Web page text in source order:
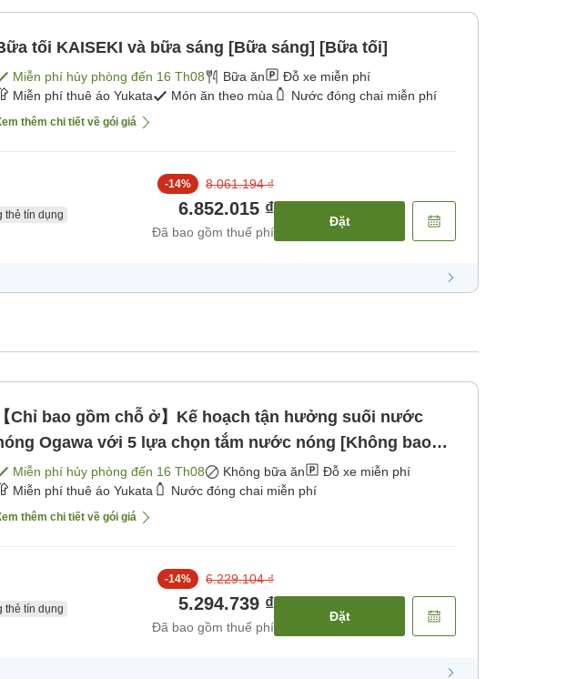
tối KAISEKI và bữa sáng [Bữa sáng] [Bữa tối]
Miễn phí hủy phòng đến 16 Th08 Bữa ăn
Đỗ xe miễn phí
Miễn phí thuê áo Yukata
Món ăn theo mùa Nước đóng chai miễn phí
thêm chi tiết về gói giá
thẻ tín dụng
-14% 8.061.194 ₫
6.852.015 ₫
Đã bao gồm thuế phí
Đặt
【Chỉ bao gồm chỗ ở】Kế hoạch tận hưởng suối nước
Ogawa với 5 lựa chọn tắm nước nóng [Không bao
bữa ăn]
Miễn phí hủy phòng đến 16 Th08 Không bữa ăn
Đỗ xe miễn phí
Miễn phí thuê áo Yukata
Nước đóng chai miễn phí
thêm chi tiết về gói giá
thẻ tín dụng
-14% 6.229.104 ₫
5.294.739 ₫
Đã bao gồm thuế phí
Đặt